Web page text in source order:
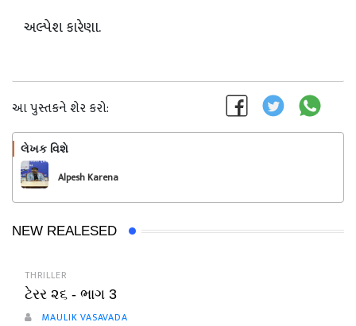
અલ્પેશ કારેણા.
આ પુસ્તકને શેર કરો:
લેખક વિશે
Alpesh Karena
NEW REALESED
THRILLER
ટેરર ૨૬ - ભાગ 3
MAULIK VASAVADA